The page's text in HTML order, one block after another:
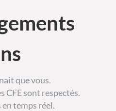
que vous.
CFE sont respectés.
temps réel.